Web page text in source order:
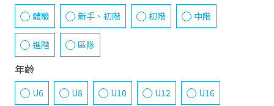
體驗 新手、初階 初階 中階
進階 區隊
年齡
U6 U8 U10 U12 U16